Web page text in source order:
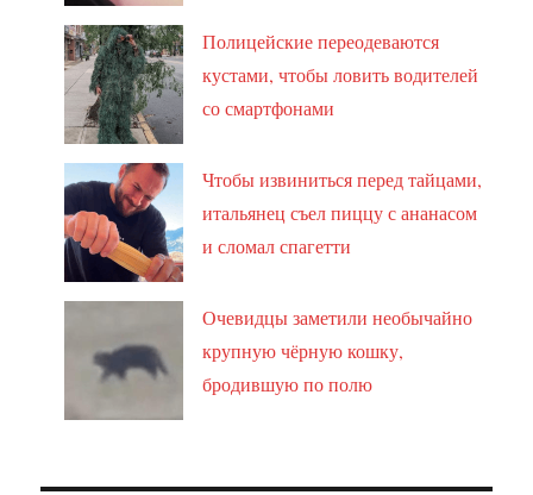
Полицейские переодеваются
кустами, чтобы ловить водителей
со смартфонами
Чтобы извиниться перед тайцами,
итальянец съел пиццу с ананасом
и сломал спагетти
Очевидцы заметили необычайно
крупную чёрную кошку,
бродившую по полю